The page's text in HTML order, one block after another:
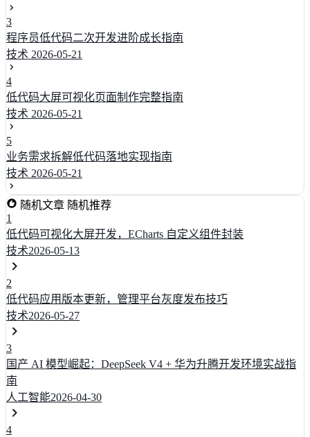
3
程序员低代码二次开发进阶成长指南
技术 2026-05-21
4
低代码大屏可视化页面制作完整指南
技术 2026-05-21
5
业务需求拆解低代码落地实现指南
技术 2026-05-21
随机文章 随机推荐
1
低代码可视化大屏开发，ECharts 自定义组件封装
技术2026-05-13
2
低代码应用版本更新，管理平台灰度发布技巧
技术2026-05-27
3
国产 AI 模型崛起：DeepSeek V4 + 华为升腾开发环境实战指
南
人工智能2026-04-30
4